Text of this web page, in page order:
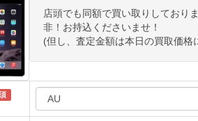
店頭でも同額で買い取りしておりま
非！お持込くださいませ！
(但し、査定金額は本日の買取価格